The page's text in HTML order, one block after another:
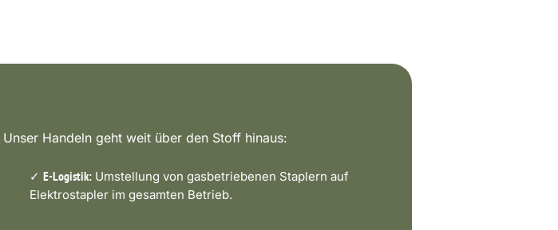
Handeln geht weit über den Stoff hinaus:
✓ E-Logistik: Umstellung von gasbetriebenen Staplern auf
Elektrostapler im gesamten Betrieb.